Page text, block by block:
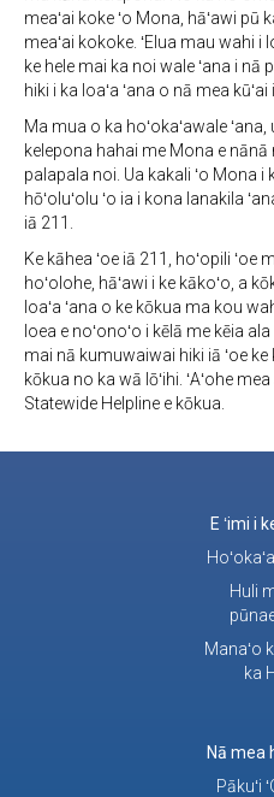
meaʻai koke ʻo Mona, hāʻawi
meaʻai kokoke. ʻElua mau wahi i
ke hele mai ka noi wale ʻana i nā
hiki i ka loaʻa ʻana o nā mea kūʻai
Ma mua o ka hoʻokaʻawale
kelepona hahai me Mona e
palapala noi. Ua kakali ʻo Mona i
hōʻoluʻolu ʻo ia i kona lanakila
iā 211.
Ke kāhea ʻoe iā 211, hoʻopili
hoʻolohe, hāʻawi i ke kākoʻo, a
loaʻa ʻana o ke kōkua ma kou
loea e noʻonoʻo i kēlā me kēia
mai nā kumuwaiwai hiki iā ʻoe
kōkua no ka wā lōʻihi. ʻAʻohe
Statewide Helpline e kōkua.
E ʻimi i
Huli
Manaʻo
ka
Nā mea
Pākuʻi